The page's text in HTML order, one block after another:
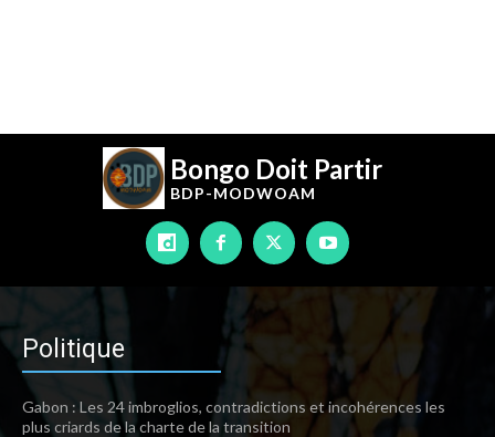
Bongo Doit Partir
BDP-MODWOAM
Politique
Gabon : Les 24 imbroglios, contradictions et incohérences les
plus criards de la charte de la transition